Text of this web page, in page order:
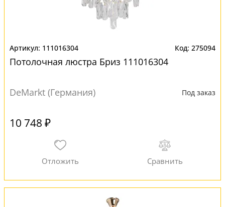
111016304 275094
Потолочная люстра Бриз 111016304
DeMarkt (Германия) Под заказ
10 748 ₽